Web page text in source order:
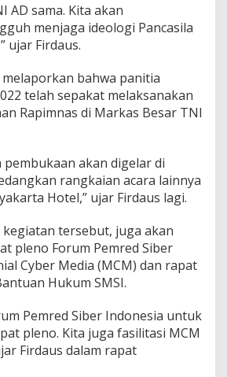
AD sama. Kita akan
menjaga ideologi Pancasila
ujar Firdaus.
melaporkan bahwa panitia
telah sepakat melaksanakan
Rapimnas di Markas Besar TNI
pembukaan akan digelar di
rangkaian acara lainnya
Hotel,” ujar Firdaus lagi.
tersebut, juga akan
pleno Forum Pemred Siber
Cyber Media (MCM) dan rapat
Hukum SMSI.
Pemred Siber Indonesia untuk
pleno. Kita juga fasilitasi MCM
Firdaus dalam rapat